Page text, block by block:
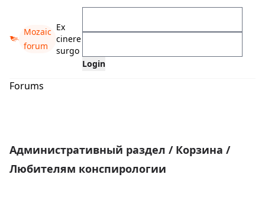
Mozaic
forum
Ex
cinere
surgo
Forums
Административный раздел / Корзина /
Любителям конспирологии